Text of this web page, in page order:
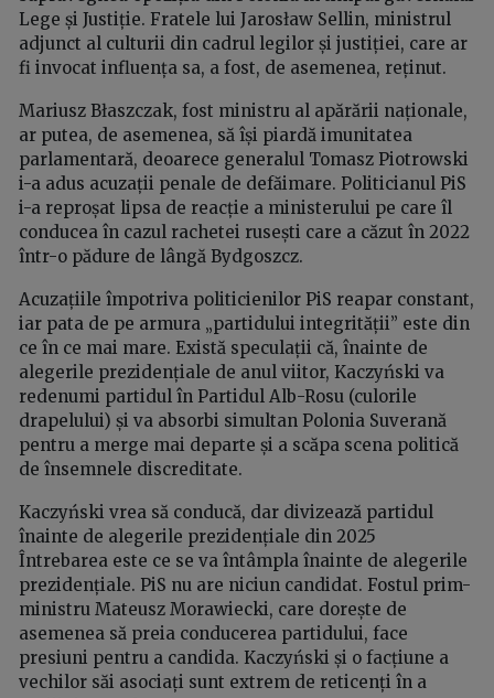
Lege și Justiție. Fratele lui Jarosław Sellin, ministrul
adjunct al culturii din cadrul legilor și justiției, care ar
fi invocat influența sa, a fost, de asemenea, reținut.
Mariusz Błaszczak, fost ministru al apărării naționale,
ar putea, de asemenea, să își piardă imunitatea
parlamentară, deoarece generalul Tomasz Piotrowski
i-a adus acuzații penale de defăimare. Politicianul PiS
i-a reproșat lipsa de reacție a ministerului pe care îl
conducea în cazul rachetei rusești care a căzut în 2022
într-o pădure de lângă Bydgoszcz.
Acuzațiile împotriva politicienilor PiS reapar constant,
iar pata de pe armura „partidului integrității” este din
ce în ce mai mare. Există speculații că, înainte de
alegerile prezidențiale de anul viitor, Kaczyński va
redenumi partidul în Partidul Alb-Rosu (culorile
drapelului) și va absorbi simultan Polonia Suverană
pentru a merge mai departe și a scăpa scena politică
de însemnele discreditate.
Kaczyński vrea să conducă, dar divizează partidul
înainte de alegerile prezidențiale din 2025
Întrebarea este ce se va întâmpla înainte de alegerile
prezidențiale. PiS nu are niciun candidat. Fostul prim-
ministru Mateusz Morawiecki, care dorește de
asemenea să preia conducerea partidului, face
presiuni pentru a candida. Kaczyński și o facțiune a
vechilor săi asociați sunt extrem de reticenți în a